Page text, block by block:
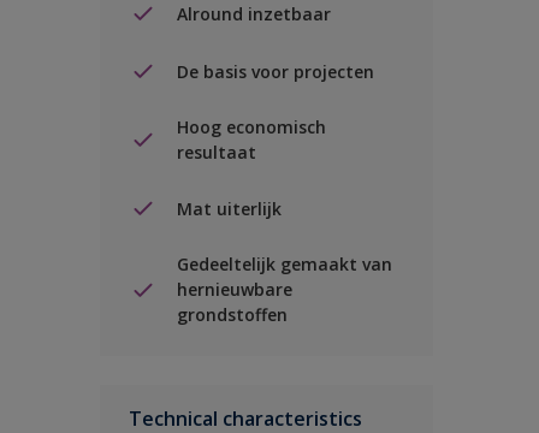
Alround inzetbaar
De basis voor projecten
Hoog economisch
resultaat
Mat uiterlijk
Gedeeltelijk gemaakt van
hernieuwbare
grondstoffen
Technical characteristics